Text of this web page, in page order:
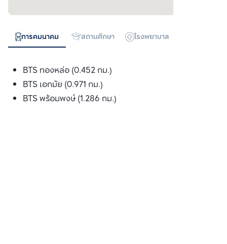
การคมนาคม สถานศึกษา โรงพยาบาล
BTS ทองหล่อ (0.452 กม.)
BTS เอกมัย (0.971 กม.)
BTS พร้อมพงษ์ (1.286 กม.)